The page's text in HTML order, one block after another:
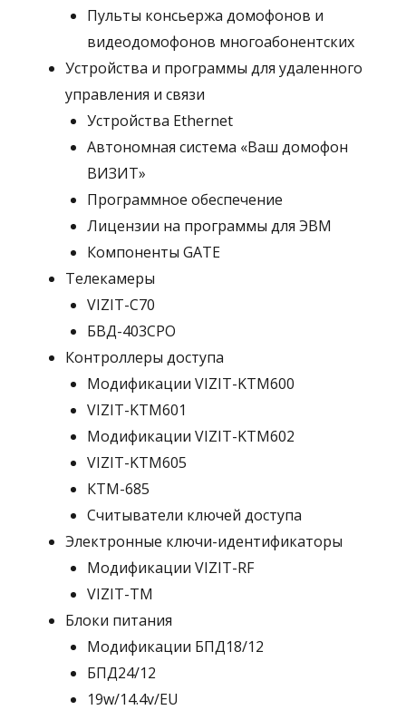
Пульты консьержа домофонов и
видеодомофонов многоабонентских
Устройства и программы для удаленного
управления и связи
Устройства Ethernet
Автономная система «Ваш домофон
ВИЗИТ»
Программное обеспечение
Лицензии на программы для ЭВМ
Компоненты GATE
Телекамеры
VIZIT-C70
БВД-403СРО
Контроллеры доступа
Модификации VIZIT-KTM600
VIZIT-KTM601
Модификации VIZIT-KTM602
VIZIT-KTM605
КТМ-685
Считыватели ключей доступа
Электронные ключи-идентификаторы
Модификации VIZIT-RF
VIZIT-TM
Блоки питания
Модификации БПД18/12
БПД24/12
19w/14.4v/EU